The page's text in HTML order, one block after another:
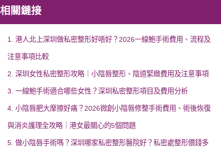
相關鏈接
1. 港人北上深圳做私密整形好唔好？2026一線鮑手術費用、流程及
注意事項比較
2. 深圳女性私密整形攻略｜小陰唇整形、陰道緊緻費用及注意事項
3. 一線鮑手術適合哪些女性？深圳私密整形項目及費用分析
4. 小陰唇肥大摩擦好痛？2026微創小陰唇修整手術費用、術後恢復
與消炎護理全攻略｜港女最關心的5個問題
5. 做小陰唇手術嗎？深圳哪家私密整形醫院好？私密處整形價錢多